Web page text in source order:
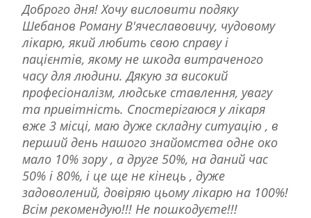
Доброго дня! Хочу висловити подяку
Шебанов Роману В'ячеславовичу, чудовому
лікарю, який любить свою справу і
пацієнтів, якому не шкода витраченого
часу для людини. Дякую за високий
професіоналізм, людське ставлення, увагу
та привітність. Спостерігаюся у лікаря
вже 3 місці, маю дуже складну ситуацію , в
перший день нашого знайомства одне око
мало 10% зору , а друге 50%, на даний час
50% і 80%, і це ще не кінець , дуже
задоволений, довіряю цьому лікарю на 100%!
Всім рекомендую!!! Не пошкодуєте!!!